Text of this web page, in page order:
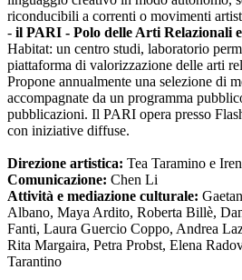
riconducibili a correnti o movimenti
- il PARI - Polo delle Arti Relazionali
Habitat: un centro studi, laboratorio
piattaforma di valorizzazione delle arti
Propone annualmente una selezione di
accompagnate da un programma
pubblicazioni. Il PARI opera presso
con iniziative diffuse.
Direzione artistica: Tea Taramino e
Comunicazione: Chen Li
Attività e mediazione culturale:
Albano, Maya Ardito, Roberta Billè,
Fanti, Laura Guercio Coppo, Andrea
Rita Margaira, Petra Probst, Elena
Tarantino